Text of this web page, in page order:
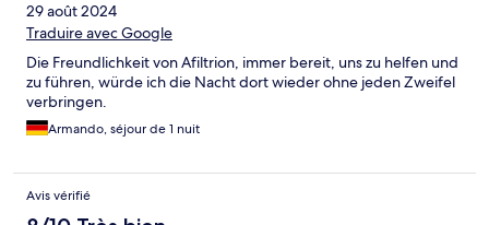
29 août 2024
Traduire avec Google
Die Freundlichkeit von Afiltrion, immer bereit, uns zu helfen und
zu führen, würde ich die Nacht dort wieder ohne jeden Zweifel
verbringen.
Armando, séjour de 1 nuit
Avis vérifié